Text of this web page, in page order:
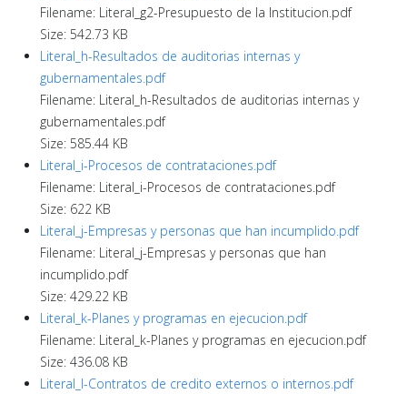
Filename: Literal_g2-Presupuesto de la Institucion.pdf
Size: 542.73 KB
Literal_h-Resultados de auditorias internas y
gubernamentales.pdf
Filename: Literal_h-Resultados de auditorias internas y
gubernamentales.pdf
Size: 585.44 KB
Literal_i-Procesos de contrataciones.pdf
Filename: Literal_i-Procesos de contrataciones.pdf
Size: 622 KB
Literal_j-Empresas y personas que han incumplido.pdf
Filename: Literal_j-Empresas y personas que han
incumplido.pdf
Size: 429.22 KB
Literal_k-Planes y programas en ejecucion.pdf
Filename: Literal_k-Planes y programas en ejecucion.pdf
Size: 436.08 KB
Literal_l-Contratos de credito externos o internos.pdf